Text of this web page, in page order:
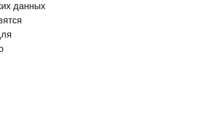
данных